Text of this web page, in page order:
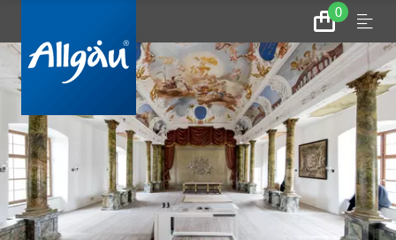
0
Zum
Warenkorb
Menu